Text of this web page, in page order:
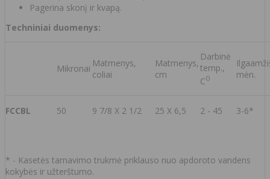
Pagerina skonį ir kvapą.
Techniniai duomenys:
Mikronai Matmenys,
coliai
Matmenys,
cm
Darbinė
temp.,
C0
mėn.
FCCBL 50 9 7/8 X 2 1/2 25 X 6,5 2 - 45 3-6*
* - Kasetės tarnavimo trukmė priklauso nuo apdoroto vandens
kokybės ir užterštumo.